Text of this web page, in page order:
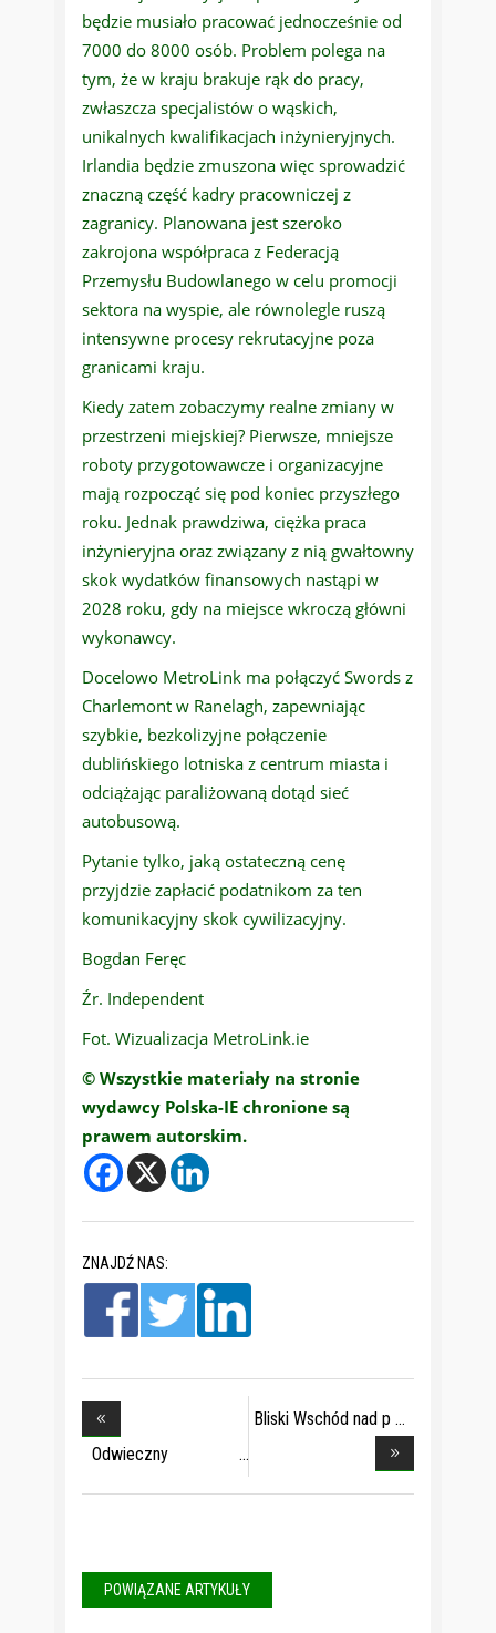
będzie musiało pracować jednocześnie od
7000 do 8000 osób. Problem polega na
tym, że w kraju brakuje rąk do pracy,
zwłaszcza specjalistów o wąskich,
unikalnych kwalifikacjach inżynieryjnych.
Irlandia będzie zmuszona więc sprowadzić
znaczną część kadry pracowniczej z
zagranicy. Planowana jest szeroko
zakrojona współpraca z Federacją
Przemysłu Budowlanego w celu promocji
sektora na wyspie, ale równolegle ruszą
intensywne procesy rekrutacyjne poza
granicami kraju.
Kiedy zatem zobaczymy realne zmiany w
przestrzeni miejskiej? Pierwsze, mniejsze
roboty przygotowawcze i organizacyjne
mają rozpocząć się pod koniec przyszłego
roku. Jednak prawdziwa, ciężka praca
inżynieryjna oraz związany z nią gwałtowny
skok wydatków finansowych nastąpi w
2028 roku, gdy na miejsce wkroczą główni
wykonawcy.
Docelowo MetroLink ma połączyć Swords z
Charlemont w Ranelagh, zapewniając
szybkie, bezkolizyjne połączenie
dublińskiego lotniska z centrum miasta i
odciążając paraliżowaną dotąd sieć
autobusową.
Pytanie tylko, jaką ostateczną cenę
przyjdzie zapłacić podatnikom za ten
komunikacyjny skok cywilizacyjny.
Bogdan Feręc
Źr. Independent
Fot. Wizualizacja MetroLink.ie
© Wszystkie materiały na stronie
wydawcy Polska-IE chronione są
prawem autorskim.
ZNAJDŹ NAS:
Odwieczny
parlamenta
Bliski Wschód nad p
POWIĄZANE ARTYKUŁY